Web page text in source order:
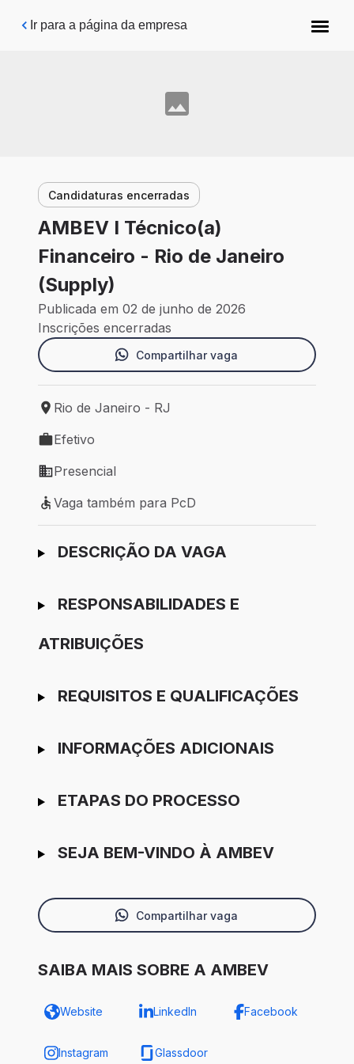
Pular para o conteúdo principal
Ir para a página da empresa
Candidaturas encerradas
AMBEV I Técnico(a)
Financeiro - Rio de Janeiro
(Supply)
Publicada em 02 de junho de 2026
Inscrições encerradas
Compartilhar vaga
Local de trabalho: Rio de Janeiro - RJ
Rio de Janeiro - RJ
Tipo de vaga: Efetivo
Efetivo
Modelo de trabalho: Presencial
Presencial
Vaga também para PcD
Vaga também para PcD
Ir para candidatura
DESCRIÇÃO DA VAGA
RESPONSABILIDADES E
ATRIBUIÇÕES
REQUISITOS E QUALIFICAÇÕES
INFORMAÇÕES ADICIONAIS
ETAPAS DO PROCESSO
SEJA BEM-VINDO À AMBEV
Compartilhar vaga
SAIBA MAIS SOBRE A AMBEV
Website LinkedIn Facebook
Instagram Glassdoor